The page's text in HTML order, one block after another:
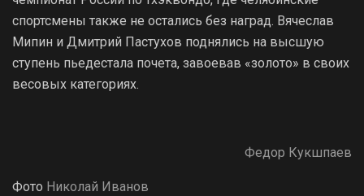
спортсмены также не остались без наград. Вячеслав
Мипин и Дмитрий Пастухов поднялись на высшую
ступень пьедестала почета, завоевав «золото» в своих
весовых категориях.
Федор Кукшпаев
Фото Николай Иванов